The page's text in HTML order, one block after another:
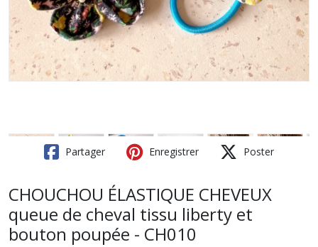
Partager Enregistrer Poster
CHOUCHOU ÉLASTIQUE CHEVEUX
queue de cheval tissu liberty et
bouton poupée - CH010